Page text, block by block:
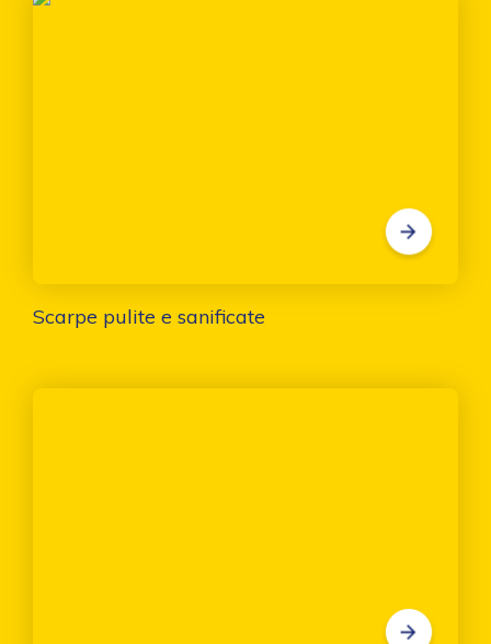
Scarpe pulite e sanificate